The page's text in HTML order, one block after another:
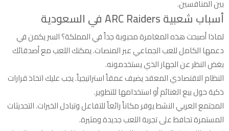
بين المنافسين.
أسباب شعبية ARC Raiders في السعودية
لماذا أصبحت هذه المغامرة محبوبة جداً في المملكة؟ السر يكمن في
دعمها الكامل للعب الجماعي عبر المنصات. يمكنك اللعب مع أصدقائك
بغض النظر عن الجهاز الذي يستخدمونه.
النظام الاقتصادي المعقد يضيف عمقاً استراتيجياً. يجب عليك اتخاذ قرارات
ذكية حول بيع الغنائم أو استخدامها للتطوير.
المجتمع العربي النشط يوفر مكاناً رائعاً للتفاعل وتبادل الخبرات. التحديثات
المستمرة تحافظ على تجربة اللعب جديدة ومثيرة.